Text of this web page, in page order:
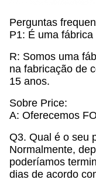
Perguntas
P1: É uma
R: Somos uma
na fabricação de
15 anos.
Sobre Price:
A: Oferecemos
Q3. Qual é o seu
Normalmente,
poderíamos
dias de acordo